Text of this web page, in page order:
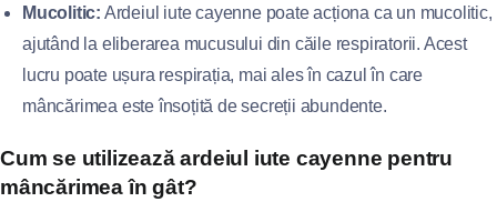
Mucolitic: Ardeiul iute cayenne poate acționa ca un mucolitic,
ajutând la eliberarea mucusului din căile respiratorii. Acest
lucru poate ușura respirația, mai ales în cazul în care
mâncărimea este însoțită de secreții abundente.
Cum se utilizează ardeiul iute cayenne pentru
mâncărimea în gât?